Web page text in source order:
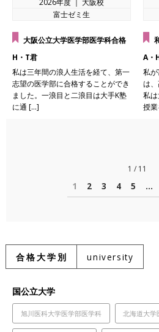
富士ゼミ生
大阪公立大学医学部医学科合格
H・T君
私は三年間の浪人生活を経て、第一
志望の医学部に合格することができ
ました。一浪目と二浪目は大手K塾
に通 […]
A・
私
は、
私
授
1 / 11
1 2 3 4 5 ...
合格大学別 university
国公立大学
旭川医科大学医学部医学科 北海道大学